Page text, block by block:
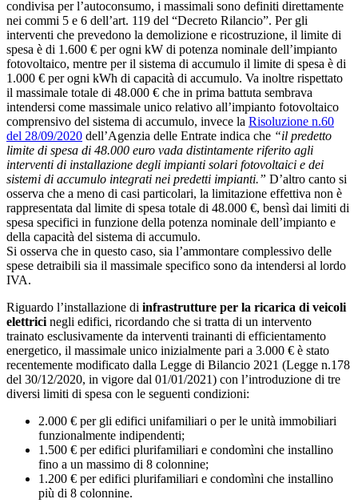
condivisa per l’autoconsumo, i massimali sono definiti direttamente
nei commi 5 e 6 dell’art. 119 del “Decreto Rilancio”. Per gli
interventi che prevedono la demolizione e ricostruzione, il limite di
spesa è di 1.600 € per ogni kW di potenza nominale dell’impianto
fotovoltaico, mentre per il sistema di accumulo il limite di spesa è di
1.000 € per ogni kWh di capacità di accumulo. Va inoltre rispettato
il massimale totale di 48.000 € che in prima battuta sembrava
intendersi come massimale unico relativo all’impianto fotovoltaico
comprensivo del sistema di accumulo, invece la Risoluzione n.60
del 28/09/2020 dell’Agenzia delle Entrate indica che “il predetto
limite di spesa di 48.000 euro vada distintamente riferito agli
interventi di installazione degli impianti solari fotovoltaici e dei
sistemi di accumulo integrati nei predetti impianti.” D’altro canto si
osserva che a meno di casi particolari, la limitazione effettiva non è
rappresentata dal limite di spesa totale di 48.000 €, bensì dai limiti di
spesa specifici in funzione della potenza nominale dell’impianto e
della capacità del sistema di accumulo.
Si osserva che in questo caso, sia l’ammontare complessivo delle
spese detraibili sia il massimale specifico sono da intendersi al lordo
IVA.
Riguardo l’installazione di infrastrutture per la ricarica di veicoli
elettrici negli edifici, ricordando che si tratta di un intervento
trainato esclusivamente da interventi trainanti di efficientamento
energetico, il massimale unico inizialmente pari a 3.000 € è stato
recentemente modificato dalla Legge di Bilancio 2021 (Legge n.178
del 30/12/2020, in vigore dal 01/01/2021) con l’introduzione di tre
diversi limiti di spesa con le seguenti condizioni:
2.000 € per gli edifici unifamiliari o per le unità immobiliari
funzionalmente indipendenti;
1.500 € per edifici plurifamiliari e condomìni che installino
fino a un massimo di 8 colonnine;
1.200 € per edifici plurifamiliari e condomìni che installino
più di 8 colonnine.